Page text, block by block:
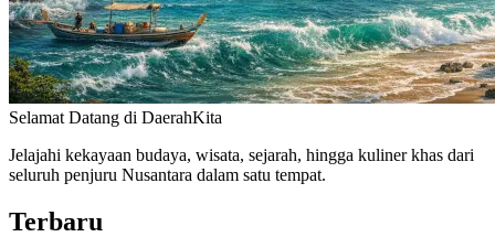
Selamat Datang di DaerahKita
Jelajahi kekayaan budaya, wisata, sejarah, hingga kuliner khas dari
seluruh penjuru Nusantara dalam satu tempat.
Terbaru